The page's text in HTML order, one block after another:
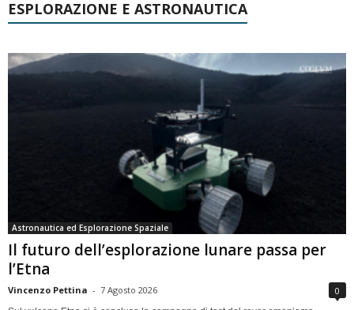
ESPLORAZIONE E ASTRONAUTICA
Astronautica ed Esplorazione Spaziale
Il futuro dell’esplorazione lunare passa per
l’Etna
Vincenzo Pettina - 7 Agosto 2026 0